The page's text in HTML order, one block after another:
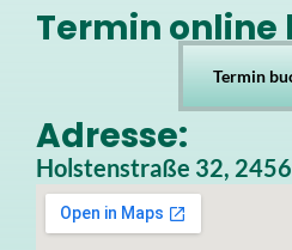
Termin online
Termin
Adresse:
Holstenstraße 32,